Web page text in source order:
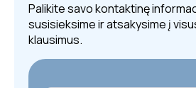
Palikite savo kontaktinę
susisieksime ir atsakysime į
klausimus.